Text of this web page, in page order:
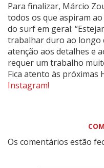
Para finalizar, Márcio
todos os que aspiram
do surf em geral:
trabalhar duro ao longo
atenção aos detalhes e
requer um trabalho
Fica atento às próximas
Instagram!
Os comentários estão